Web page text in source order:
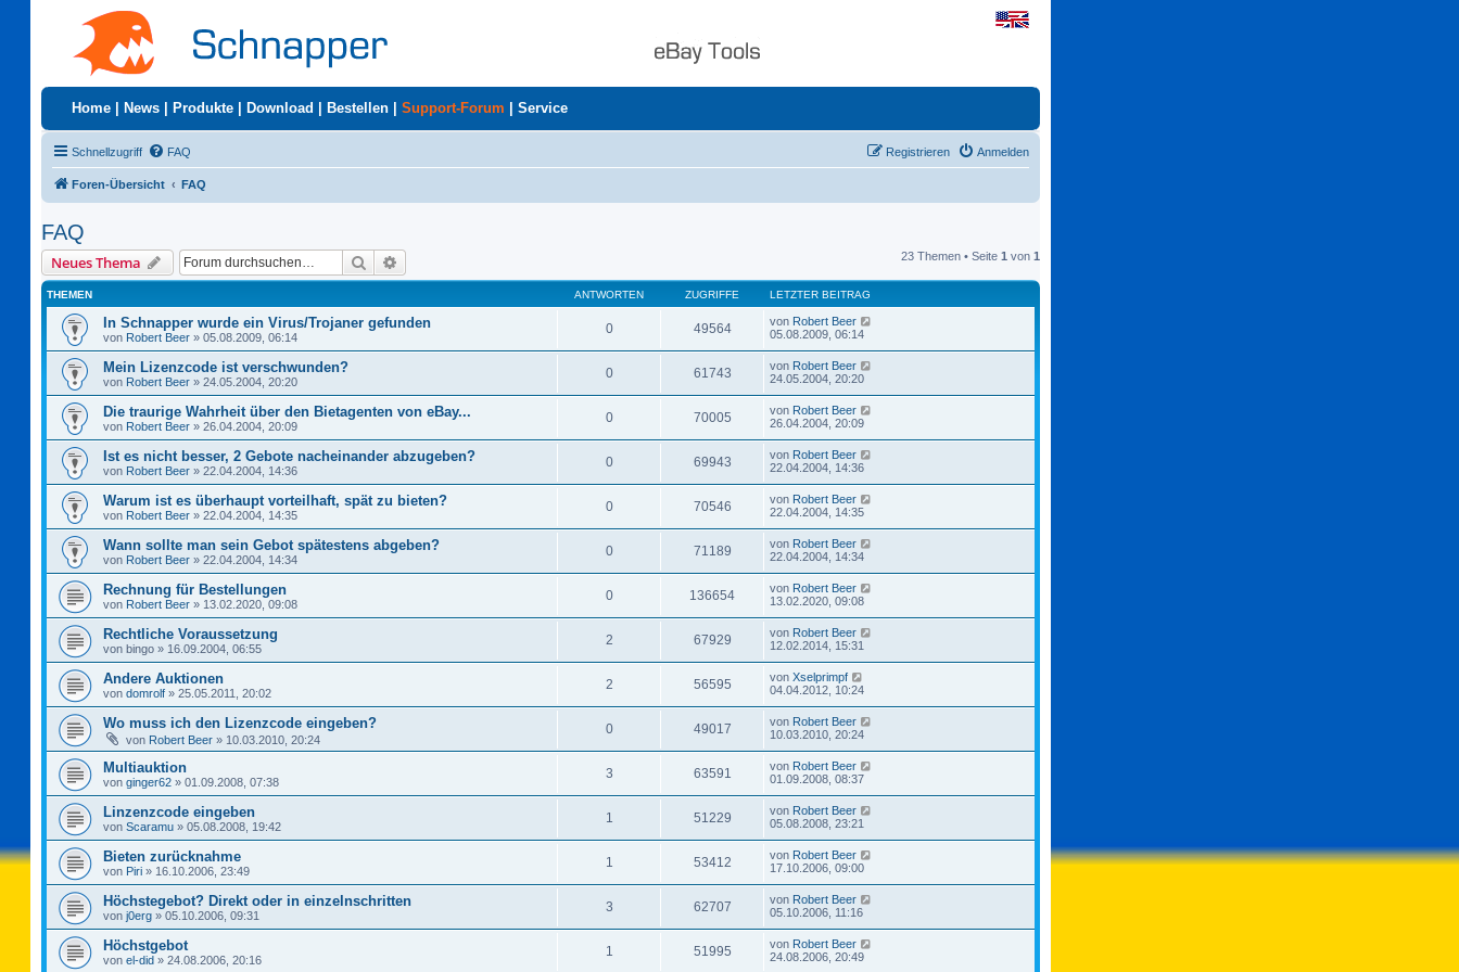
Home News Produkte Download Bestellen Support-Forum Service
Schnellzugriff FAQ Anmelden
Registrieren
Foren-Übersicht FAQ
FAQ
Neues Thema Suche 23 Themen • Seite 1 von 1
THEMEN ANTWORTEN ZUGRIFFE LETZTER BEITRAG
In Schnapper wurde ein Virus/Trojaner gefunden
von Robert Beer » 05.08.2009, 06:14
0 49564 von Robert Beer
05.08.2009, 06:14
Mein Lizenzcode ist verschwunden?
von Robert Beer » 24.05.2004, 20:20
0 61743 von Robert Beer
24.05.2004, 20:20
Die traurige Wahrheit über den Bietagenten von eBay...
von Robert Beer » 26.04.2004, 20:09
0 70005 von Robert Beer
26.04.2004, 20:09
Ist es nicht besser, 2 Gebote nacheinander abzugeben?
von Robert Beer » 22.04.2004, 14:36
0 69943 von Robert Beer
22.04.2004, 14:36
Warum ist es überhaupt vorteilhaft, spät zu bieten?
von Robert Beer » 22.04.2004, 14:35
0 70546 von Robert Beer
22.04.2004, 14:35
Wann sollte man sein Gebot spätestens abgeben?
von Robert Beer » 22.04.2004, 14:34
0 71189 von Robert Beer
22.04.2004, 14:34
Rechnung für Bestellungen
von Robert Beer » 13.02.2020, 09:08
0 136654 von Robert Beer
13.02.2020, 09:08
Rechtliche Voraussetzung
von bingo » 16.09.2004, 06:55
2 67929 von Robert Beer
12.02.2014, 15:31
Andere Auktionen
von domrolf » 25.05.2011, 20:02
2 56595 von Xselprimpf
04.04.2012, 10:24
Wo muss ich den Lizenzcode eingeben?
von Robert Beer » 10.03.2010, 20:24
0 49017 von Robert Beer
10.03.2010, 20:24
Multiauktion
von ginger62 » 01.09.2008, 07:38
3 63591 von Robert Beer
01.09.2008, 08:37
Linzenzcode eingeben
von Scaramu » 05.08.2008, 19:42
1 51229 von Robert Beer
05.08.2008, 23:21
Bieten zurücknahme
von Piri » 16.10.2006, 23:49
1 53412 von Robert Beer
17.10.2006, 09:00
Höchstegebot? Direkt oder in einzelnschritten
von j0erg » 05.10.2006, 09:31
3 62707 von Robert Beer
05.10.2006, 11:16
Höchstgebot
von el-did » 24.08.2006, 20:16
1 51995 von Robert Beer
24.08.2006, 20:49